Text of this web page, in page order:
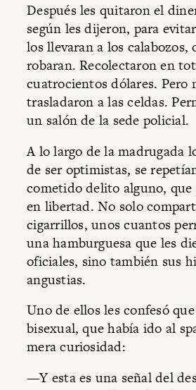
Después les quitaron el
según les dijeron, para
los llevaran a los calabozos,
robaran. Recolectaron en
cuatrocientos dólares. Pero
trasladaron a las celdas.
un salón de la sede policial.
A lo largo de la madrugada
de ser optimistas, se
cometido delito alguno,
en libertad. No solo
cigarrillos, unos cuantos
una hamburguesa que les
oficiales, sino también sus
angustias.
Uno de ellos les confesó
bisexual, que había ido al
mera curiosidad:
—Y esta es una señal del